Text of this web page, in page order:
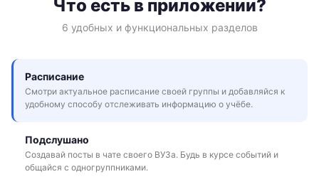
Что есть в приложении?
6 удобных и функциональных разделов
Расписание
Смотри актуальное расписание своей группы и добавляйся к
удобному способу отслеживать информацию о учёбе.
Подслушано
Создавай посты в чате своего ВУЗа. Будь в курсе событий и
общайся с одногруппниками.